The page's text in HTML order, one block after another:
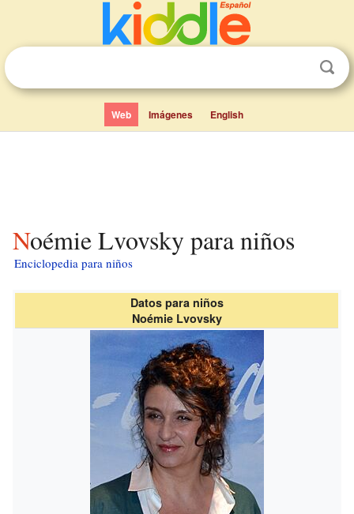
Web Imágenes English
Noémie Lvovsky para niños
Enciclopedia para niños
Datos para niños
Noémie Lvovsky